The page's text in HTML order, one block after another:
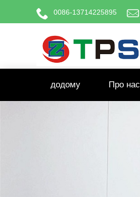
0086-13714225895
додому Про нас